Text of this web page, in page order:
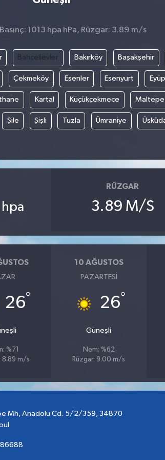
1013 hpa hPa, Rüzgar: 3.89 m/s
Bahçelievler Bakırköy Başakşehir
Çekmeköy Esenler Esenyurt
Kartal Küçükçekmece Maltepe
Şile Şişli Tuzla Ümraniye
hpa
RÜZGAR
3.89 M/S
26°
%71
8.89 m/s
10 AĞUSTOS
PAZARTESI
26°
Güneşli
Nem: %62
Rüzgar: 9.00 m/s
Mh, Anadolu Cd. 5/2/359, 34870